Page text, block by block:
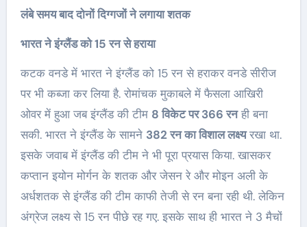
लंबे समय बाद दोनों दिग्गजों ने लगाया शतक
भारत ने इंग्लैंड को 15 रन से हराया
कटक वनडे में भारत ने इंग्लैंड को 15 रन से हराकर वनडे सीरीज
पर भी कब्जा कर लिया है. रोमांचक मुकाबले में फैसला आखिरी
ओवर में हुआ जब इंग्लैंड की टीम 8 विकेट पर 366 रनही बना
सकी. भारत ने इंग्लैंड के सामने 382 रन का विशाल लक्ष्यरखा था.
इसके जवाब में इंग्लैंड की टीम ने भी पूरा प्रयास किया. खासकर
कप्तान इयोन मोर्गन के शतक और जेसन रे और मोइन अली के
अर्धशतक से इंग्लैंड की टीम काफी तेजी से रन बना रही थी. लेकिन
अंग्रेज लक्ष्य से 15 रन पीछे रह गए. इसके साथ ही भारत ने 3 मैचों